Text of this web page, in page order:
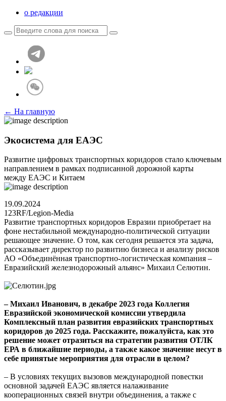
о редакции
← На главную
Экосистема для ЕАЭС
Развитие цифровых транспортных коридоров стало ключевым
направлением в рамках подписанной дорожной карты
между ЕАЭС и Китаем
19.09.2024
123RF/Legion-Mediа
Развитие транспортных коридоров Евразии приобретает на
фоне нестабильной международно-политической ситуации
решающее значение. О том, как сегодня решается эта задача,
рассказывает директор по развитию бизнеса и анализу рисков
АО «Объединённая транспортно-логистическая компания –
Евразийский железнодорожный альянс» Михаил Селютин.
– Михаил Иванович, в декабре 2023 года Коллегия
Евразийской экономической комиссии утвердила
Комплексный план развития евразийских транспортных
коридоров до 2025 года. Расскажите, пожалуйста, как это
решение может отразиться на стратегии развития ОТЛК
ЕРА в ближайшие периоды, а также какое значение несут в
себе принятые мероприятия для отрасли в целом?
– В условиях текущих вызовов международной повестки
основной задачей ЕАЭС является налаживание
кооперационных связей внутри объединения, а также с